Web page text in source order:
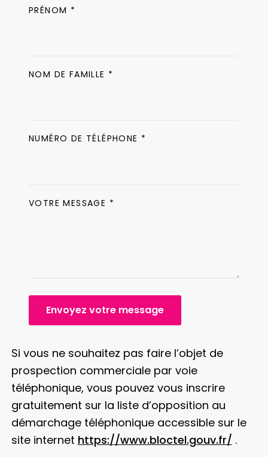
PRÉNOM *
NOM DE FAMILLE *
NUMÉRO DE TÉLÉPHONE *
VOTRE MESSAGE *
Envoyez votre message
Si vous ne souhaitez pas faire l’objet de
prospection commerciale par voie
téléphonique, vous pouvez vous inscrire
gratuitement sur la liste d’opposition au
démarchage téléphonique accessible sur le
site internet https://www.bloctel.gouv.fr/ .